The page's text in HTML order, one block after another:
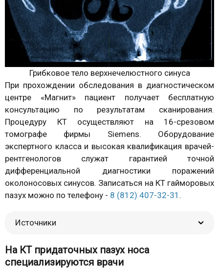
Грибковое тело верхнечелюстного синуса
При прохождении обследования в диагностическом
центре «Магнит» пациент получает бесплатную
консультацию по результатам сканирования.
Процедуру КТ осуществляют на 16-срезовом
томографе фирмы Siemens. Оборудование
экспертного класса и высокая квалификация врачей-
рентгенологов служат гарантией точной
дифференциальной диагностики поражений
околоносовых синусов. Записаться на КТ гайморовых
пазух можно по телефону - 8 (812) 407-32-31 .
Источники
На КТ придаточных пазух носа
специализируются врачи